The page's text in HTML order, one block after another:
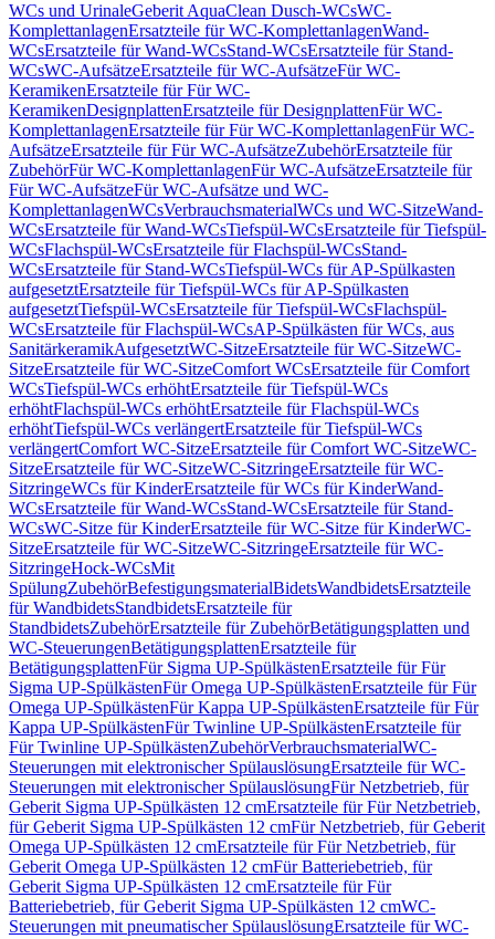
WCs und UrinaleGeberit AquaClean Dusch-WCsWC-
KomplettanlagenErsatzteile für WC-KomplettanlagenWand-
WCsErsatzteile für Wand-WCsStand-WCsErsatzteile für Stand-
WCsWC-AufsätzeErsatzteile für WC-AufsätzeFür WC-
KeramikenErsatzteile für Für WC-
KeramikenDesignplattenErsatzteile für DesignplattenFür WC-
KomplettanlagenErsatzteile für Für WC-KomplettanlagenFür WC-
AufsätzeErsatzteile für Für WC-AufsätzeZubehörErsatzteile für
ZubehörFür WC-KomplettanlagenFür WC-AufsätzeErsatzteile für
Für WC-AufsätzeFür WC-Aufsätze und WC-
KomplettanlagenWCsVerbrauchsmaterialWCs und WC-SitzeWand-
WCsErsatzteile für Wand-WCsTiefspül-WCsErsatzteile für Tiefspül-
WCsFlachspül-WCsErsatzteile für Flachspül-WCsStand-
WCsErsatzteile für Stand-WCsTiefspül-WCs für AP-Spülkasten
aufgesetztErsatzteile für Tiefspül-WCs für AP-Spülkasten
aufgesetztTiefspül-WCsErsatzteile für Tiefspül-WCsFlachspül-
WCsErsatzteile für Flachspül-WCsAP-Spülkästen für WCs, aus
SanitärkeramikAufgesetztWC-SitzeErsatzteile für WC-SitzeWC-
SitzeErsatzteile für WC-SitzeComfort WCsErsatzteile für Comfort
WCsTiefspül-WCs erhöhtErsatzteile für Tiefspül-WCs
erhöhtFlachspül-WCs erhöhtErsatzteile für Flachspül-WCs
erhöhtTiefspül-WCs verlängertErsatzteile für Tiefspül-WCs
verlängertComfort WC-SitzeErsatzteile für Comfort WC-SitzeWC-
SitzeErsatzteile für WC-SitzeWC-SitzringeErsatzteile für WC-
SitzringeWCs für KinderErsatzteile für WCs für KinderWand-
WCsErsatzteile für Wand-WCsStand-WCsErsatzteile für Stand-
WCsWC-Sitze für KinderErsatzteile für WC-Sitze für KinderWC-
SitzeErsatzteile für WC-SitzeWC-SitzringeErsatzteile für WC-
SitzringeHock-WCsMit
SpülungZubehörBefestigungsmaterialBidetsWandbidetsErsatzteile
für WandbidetsStandbidetsErsatzteile für
StandbidetsZubehörErsatzteile für ZubehörBetätigungsplatten und
WC-SteuerungenBetätigungsplattenErsatzteile für
BetätigungsplattenFür Sigma UP-SpülkästenErsatzteile für Für
Sigma UP-SpülkästenFür Omega UP-SpülkästenErsatzteile für Für
Omega UP-SpülkästenFür Kappa UP-SpülkästenErsatzteile für Für
Kappa UP-SpülkästenFür Twinline UP-SpülkästenErsatzteile für
Für Twinline UP-SpülkästenZubehörVerbrauchsmaterialWC-
Steuerungen mit elektronischer SpülauslösungErsatzteile für WC-
Steuerungen mit elektronischer SpülauslösungFür Netzbetrieb, für
Geberit Sigma UP-Spülkästen 12 cmErsatzteile für Für Netzbetrieb,
für Geberit Sigma UP-Spülkästen 12 cmFür Netzbetrieb, für Geberit
Omega UP-Spülkästen 12 cmErsatzteile für Für Netzbetrieb, für
Geberit Omega UP-Spülkästen 12 cmFür Batteriebetrieb, für
Geberit Sigma UP-Spülkästen 12 cmErsatzteile für Für
Batteriebetrieb, für Geberit Sigma UP-Spülkästen 12 cmWC-
Steuerungen mit pneumatischer SpülauslösungErsatzteile für WC-